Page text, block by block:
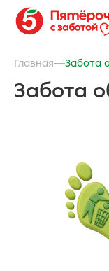
Перейти к
Главная Забота
Забота